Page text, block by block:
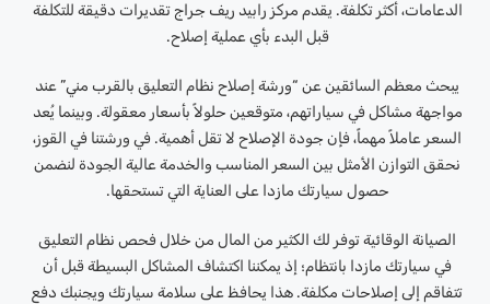
الدعامات، أكثر تكلفة. يقدم مركز رابيد ريف جراج تقديرات دقيقة للتكلفة
قبل البدء بأي عملية إصلاح.
يبحث معظم السائقين عن “ورشة إصلاح نظام التعليق بالقرب مني” عند
مواجهة مشاكل في سياراتهم، متوقعين حلولاً بأسعار معقولة. وبينما يُعد
السعر عاملاً مهماً، فإن جودة الإصلاح لا تقل أهمية. في ورشتنا في القوز،
نحقق التوازن الأمثل بين السعر المناسب والخدمة عالية الجودة لنضمن
حصول سيارتك مازدا على العناية التي تستحقها.
الصيانة الوقائية توفر لك الكثير من المال من خلال فحص نظام التعليق
في سيارتك مازدا بانتظام؛ إذ يمكننا اكتشاف المشاكل البسيطة قبل أن
تتفاقم إلى إصلاحات مكلفة. هذا يحافظ على سلامة سيارتك ويجنبك دفع